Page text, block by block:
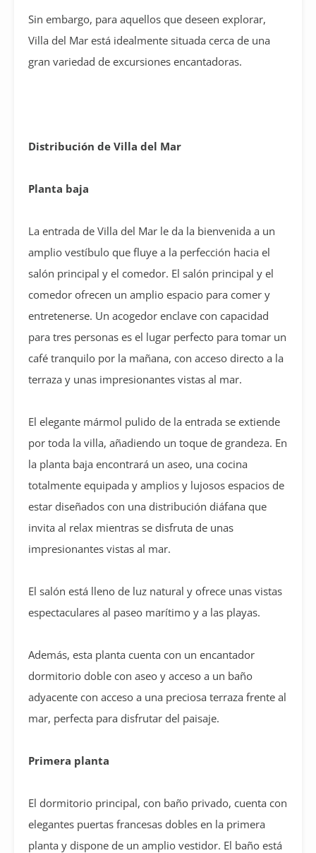
Sin embargo, para aquellos que deseen explorar,
Villa del Mar está idealmente situada cerca de una
gran variedad de excursiones encantadoras.
Distribución de Villa del Mar
Planta baja
La entrada de Villa del Mar le da la bienvenida a un
amplio vestíbulo que fluye a la perfección hacia el
salón principal y el comedor. El salón principal y el
comedor ofrecen un amplio espacio para comer y
entretenerse. Un acogedor enclave con capacidad
para tres personas es el lugar perfecto para tomar un
café tranquilo por la mañana, con acceso directo a la
terraza y unas impresionantes vistas al mar.
El elegante mármol pulido de la entrada se extiende
por toda la villa, añadiendo un toque de grandeza. En
la planta baja encontrará un aseo, una cocina
totalmente equipada y amplios y lujosos espacios de
estar diseñados con una distribución diáfana que
invita al relax mientras se disfruta de unas
impresionantes vistas al mar.
El salón está lleno de luz natural y ofrece unas vistas
espectaculares al paseo marítimo y a las playas.
Además, esta planta cuenta con un encantador
dormitorio doble con aseo y acceso a un baño
adyacente con acceso a una preciosa terraza frente al
mar, perfecta para disfrutar del paisaje.
Primera planta
El dormitorio principal, con baño privado, cuenta con
elegantes puertas francesas dobles en la primera
planta y dispone de un amplio vestidor. El baño está